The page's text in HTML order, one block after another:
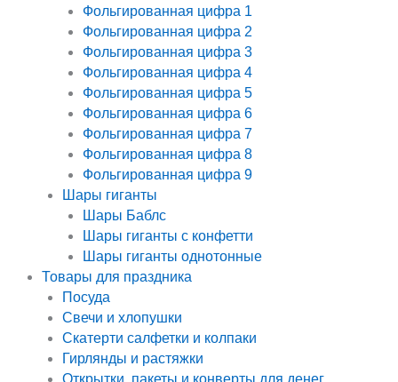
Фольгированная цифра 1
Фольгированная цифра 2
Фольгированная цифра 3
Фольгированная цифра 4
Фольгированная цифра 5
Фольгированная цифра 6
Фольгированная цифра 7
Фольгированная цифра 8
Фольгированная цифра 9
Шары гиганты
Шары Баблс
Шары гиганты с конфетти
Шары гиганты однотонные
Товары для праздника
Посуда
Свечи и хлопушки
Скатерти салфетки и колпаки
Гирлянды и растяжки